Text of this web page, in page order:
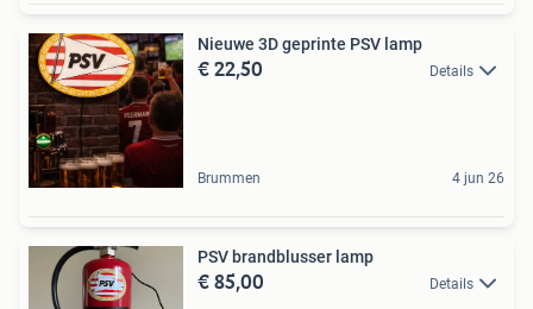
Nieuwe 3D geprinte PSV lamp
€ 22,50 Details
Brummen 4 jun 26
PSV brandblusser lamp
€ 85,00 Details